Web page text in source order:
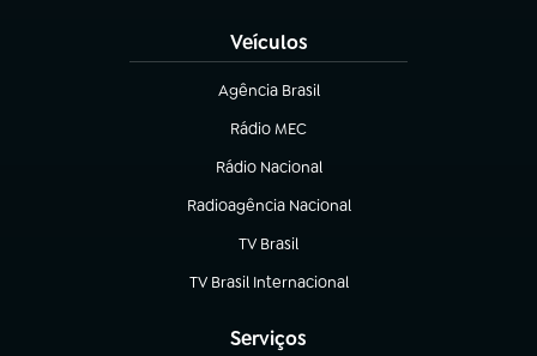
Veículos
Agência Brasil
(abre em nova aba)
Rádio MEC
(abre em nova aba)
Rádio Nacional
Radioagência Nacional
(abre em nova aba)
TV Brasil
(abre em nova aba)
TV Brasil Internacional
(abre em nova aba)
Serviços